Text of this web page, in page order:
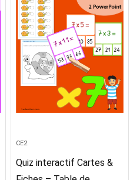
CE2
Quiz interactif Cartes &